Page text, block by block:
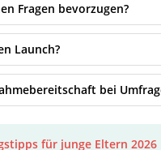
Fragen bevorzugen?
Launch?
bei
für junge Eltern 2026